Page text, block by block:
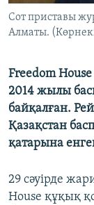
Басқа
Сот приставы
Алматы.
Freedom
2014 жылы
байқалған.
Қазақстан
қатарына
29 сәуірде
House құқық